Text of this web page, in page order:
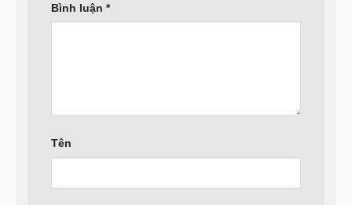
Bình luận *
Tên